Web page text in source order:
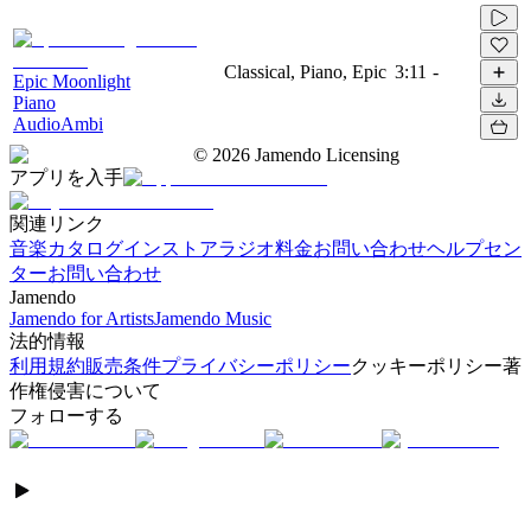
Epic Moonlight
Piano
AudioAmbi
Classical, Piano, Epic 3:11 -
© 2026 Jamendo Licensing
アプリを入手
関連リンク
音楽カタログインストアラジオ料金お問い合わせヘルプセン
ターお問い合わせ
Jamendo
Jamendo for ArtistsJamendo Music
法的情報
利用規約販売条件プライバシーポリシークッキーポリシー著
作権侵害について
フォローする